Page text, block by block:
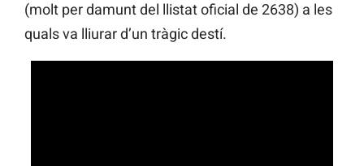
(molt per damunt del llistat oficial de 2638) a les
quals va lliurar d’un tràgic destí.